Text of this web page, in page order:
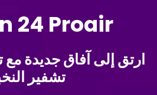
24 Proair
ارتق إلى آفاق جديدة مع
تشفير